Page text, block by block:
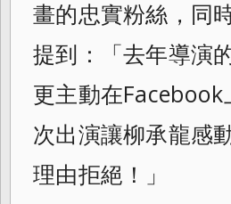
畫的忠實粉絲，同
提到：「去年導演
更主動在
次出演讓柳承龍感
理由拒絕！」